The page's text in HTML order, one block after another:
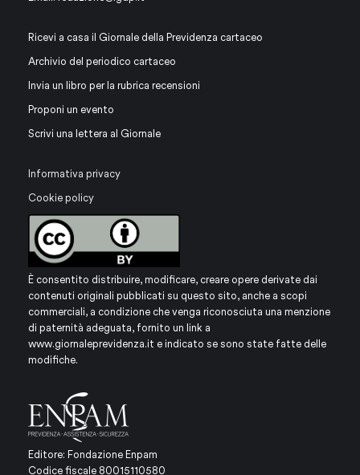
Ricevi a casa il Giornale della Previdenza cartaceo
Archivio del periodico cartaceo
Invia un libro per la rubrica recensioni
Proponi un evento
Scrivi una lettera al Giornale
Informativa privacy
Cookie policy
È consentito distribuire, modificare, creare opere derivate dai
contenuti originali pubblicati su questo sito, anche a scopi
commerciali, a condizione che venga riconosciuta una menzione
di paternità adeguata, fornito un link a
www.giornaleprevidenza.it e indicato se sono state fatte delle
modifiche.
Editore: Fondazione Enpam
Codice fiscale 80015110580